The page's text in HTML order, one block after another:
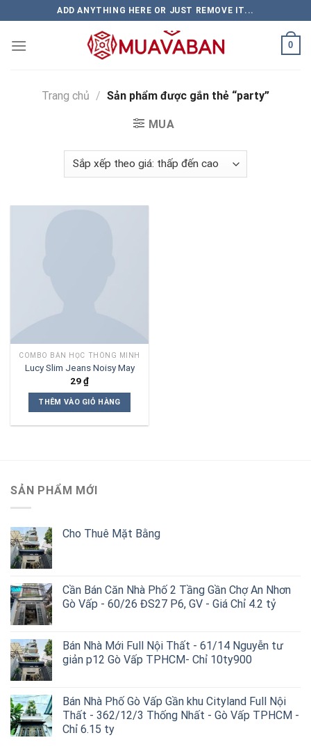
to
content
ADD ANYTHING HERE OR JUST REMOVE IT...
0
Trang chủ / Sản phẩm được gắn thẻ “party”
MUA
COMBO BÀN HỌC THÔNG MINH
Lucy Slim Jeans Noisy May
29₫
THÊM VÀO GIỎ HÀNG
SẢN PHẨM MỚI
Cho Thuê Mặt Bằng
Cần Bán Căn Nhà Phố 2 Tầng Gần Chợ An Nhơn
Gò Vấp - 60/26 ĐS27 P6, GV - Giá Chỉ 4.2 tỷ
Bán Nhà Mới Full Nội Thất - 61/14 Nguyễn tư
giản p12 Gò Vấp TPHCM- Chỉ 10ty900
Bán Nhà Phố Gò Vấp Gần khu Cityland Full Nội
Thất - 362/12/3 Thống Nhất - Gò Vấp TPHCM -
Chỉ 6.15 ty